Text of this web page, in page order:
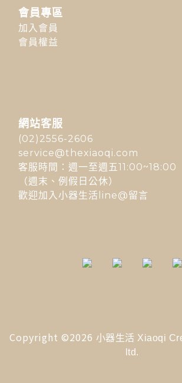
會員專區
加入會員
會員權益
網站客服
(02)2556-2606
service@thexiaoqi.com
客服時間：週一至週五11:00~18:00
（週末、例假日公休）
歡迎加入小器生活line@留言
Copyright ©2026 小器生活 Xiaoqi
ltd.